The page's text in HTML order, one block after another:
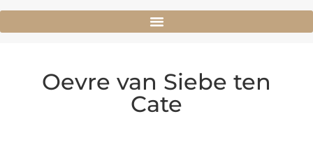
Oevre van Siebe ten
Cate